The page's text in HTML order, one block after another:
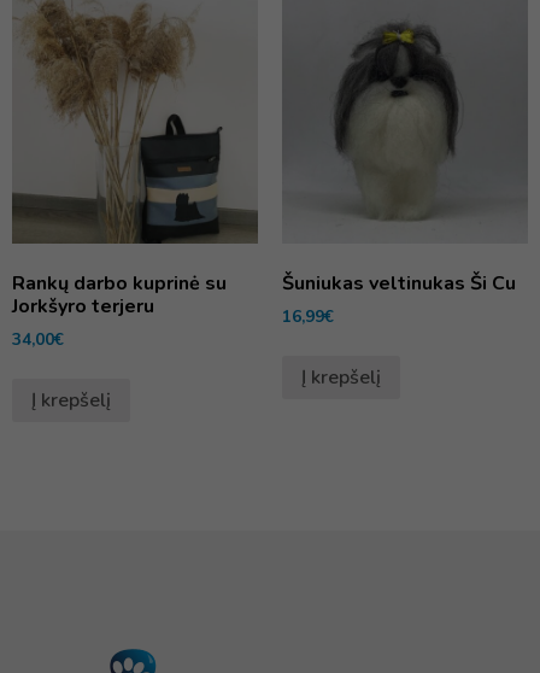
Rankų darbo kuprinė su
Jorkšyro terjeru
34,00€
Į krepšelį
Šuniukas veltinukas Ši Cu
16,99€
Į krepšelį